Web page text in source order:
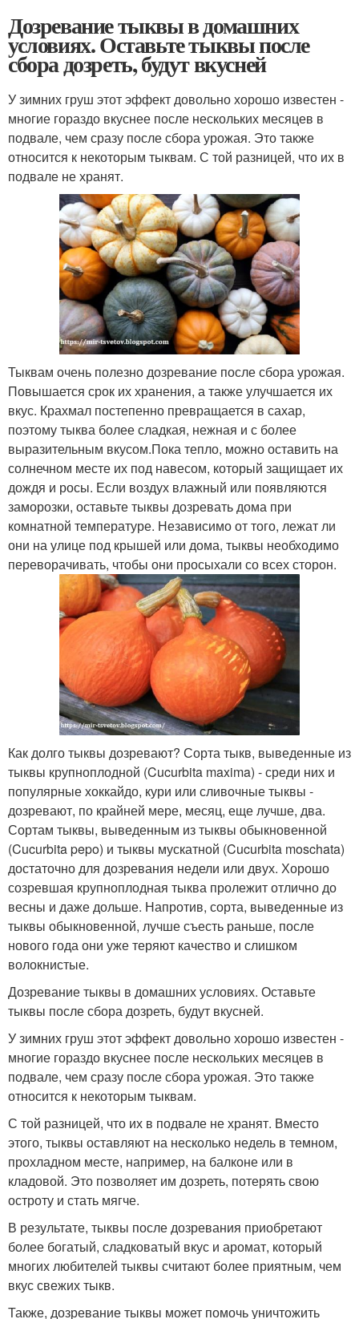
Дозревание тыквы в домашних
условиях. Оставьте тыквы после
сбора дозреть, будут вкусней
У зимних груш этот эффект довольно хорошо известен -
многие гораздо вкуснее после нескольких месяцев в
подвале, чем сразу после сбора урожая. Это также
относится к некоторым тыквам. С той разницей, что их в
подвале не хранят.
Тыквам очень полезно дозревание после сбора урожая.
Повышается срок их хранения, а также улучшается их
вкус. Крахмал постепенно превращается в сахар,
поэтому тыква более сладкая, нежная и с более
выразительным вкусом.Пока тепло, можно оставить на
солнечном месте их под навесом, который защищает их
дождя и росы. Если воздух влажный или появляются
заморозки, оставьте тыквы дозревать дома при
комнатной температуре. Независимо от того, лежат ли
они на улице под крышей или дома, тыквы необходимо
переворачивать, чтобы они просыхали со всех сторон.
Как долго тыквы дозревают? Сорта тыкв, выведенные из
тыквы крупноплодной (Cucurbita maxima) - среди них и
популярные хоккайдо, кури или сливочные тыквы -
дозревают, по крайней мере, месяц, еще лучше, два.
Сортам тыквы, выведенным из тыквы обыкновенной
(Cucurbita pepo) и тыквы мускатной (Cucurbita moschata)
достаточно для дозревания недели или двух. Хорошо
созревшая крупноплодная тыква пролежит отлично до
весны и даже дольше. Напротив, сорта, выведенные из
тыквы обыкновенной, лучше съесть раньше, после
нового года они уже теряют качество и слишком
волокнистые.
Дозревание тыквы в домашних условиях. Оставьте
тыквы после сбора дозреть, будут вкусней.
У зимних груш этот эффект довольно хорошо известен -
многие гораздо вкуснее после нескольких месяцев в
подвале, чем сразу после сбора урожая. Это также
относится к некоторым тыквам.
С той разницей, что их в подвале не хранят. Вместо
этого, тыквы оставляют на несколько недель в темном,
прохладном месте, например, на балконе или в
кладовой. Это позволяет им дозреть, потерять свою
остроту и стать мягче.
В результате, тыквы после дозревания приобретают
более богатый, сладковатый вкус и аромат, который
многих любителей тыквы считают более приятным, чем
вкус свежих тыкв.
Также, дозревание тыквы может помочь уничтожить